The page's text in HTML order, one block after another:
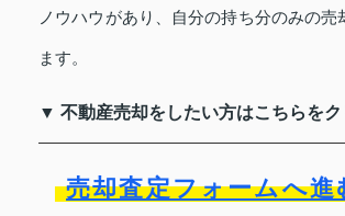
ノウハウがあり、自分の持ち分のみの売
ます。
▼ 不動産売却をしたい方はこちらを
売却査定フォームへ進